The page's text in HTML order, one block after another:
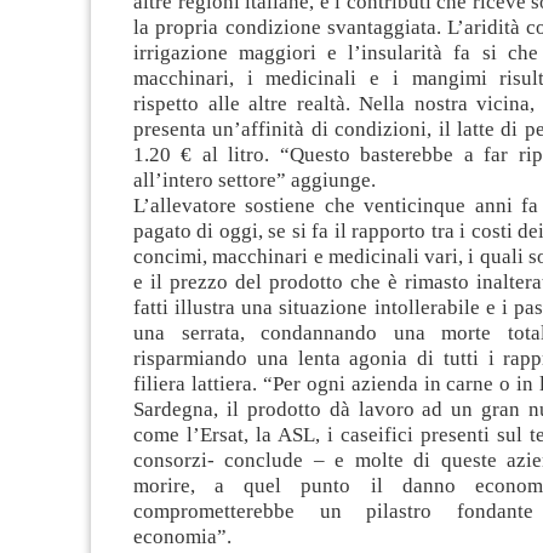
la propria condizione svantaggiata. L’aridità
irrigazione maggiori e l’insularità fa si
macchinari, i medicinali e i mangimi
rispetto alle altre realtà. Nella nostra vicina,
presenta un’affinità di condizioni, il latte di
1.20 € al litro. “Questo basterebbe a far
all’intero settore” aggiunge.
L’allevatore sostiene che venticinque anni
pagato di oggi, se si fa il rapporto tra i costi
concimi, macchinari e medicinali vari, i quali
e il prezzo del prodotto che è rimasto
fatti illustra una situazione intollerabile e i
una serrata, condannando una morte
risparmiando una lenta agonia di tutti i
filiera lattiera. “Per ogni azienda in carne o in
Sardegna, il prodotto dà lavoro ad un gran
come l’Ersat, la ASL, i caseifici presenti sul
consorzi- conclude – e molte di queste
morire, a quel punto il danno
comprometterebbe un pilastro
economia”.